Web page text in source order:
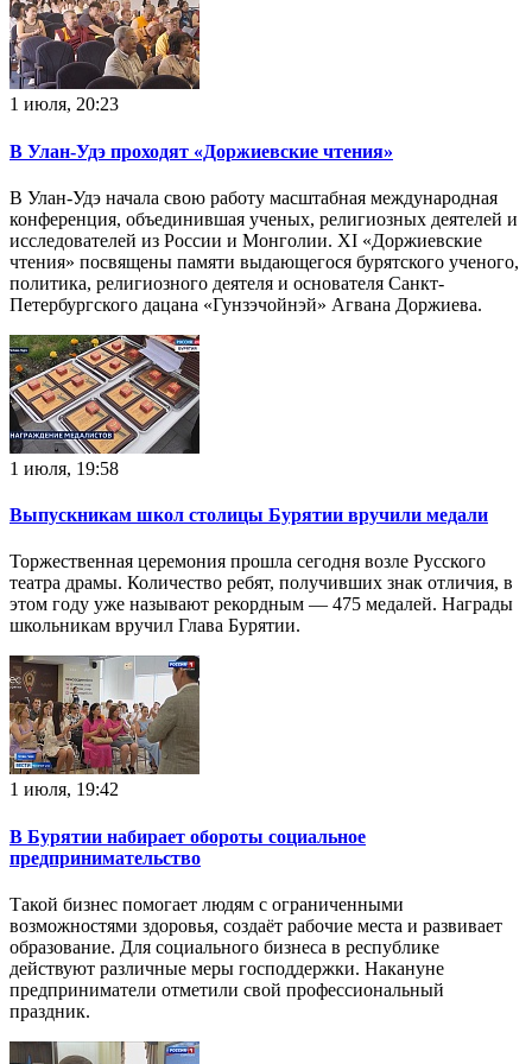
1 июля, 20:23
В Улан-Удэ проходят «Доржиевские чтения»
В Улан-Удэ начала свою работу масштабная международная
конференция, объединившая ученых, религиозных деятелей и
исследователей из России и Монголии. XI «Доржиевские
чтения» посвящены памяти выдающегося бурятского ученого,
политика, религиозного деятеля и основателя Санкт-
Петербургского дацана «Гунзэчойнэй» Агвана Доржиева.
1 июля, 19:58
Выпускникам школ столицы Бурятии вручили медали
Торжественная церемония прошла сегодня возле Русского
театра драмы. Количество ребят, получивших знак отличия, в
этом году уже называют рекордным — 475 медалей. Награды
школьникам вручил Глава Бурятии.
1 июля, 19:42
В Бурятии набирает обороты социальное
предпринимательство
Такой бизнес помогает людям с ограниченными
возможностями здоровья, создаёт рабочие места и развивает
образование. Для социального бизнеса в республике
действуют различные меры гocпoддepжки. Накануне
предприниматели отметили свой профессиональный
праздник.